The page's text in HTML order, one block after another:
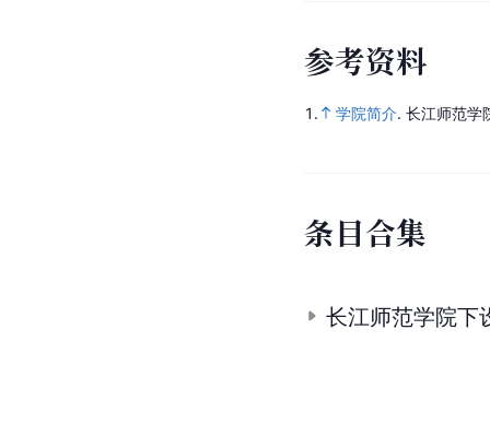
参考资料
1. 学院简介. 长江师范学
条目合集
长江师范学院下